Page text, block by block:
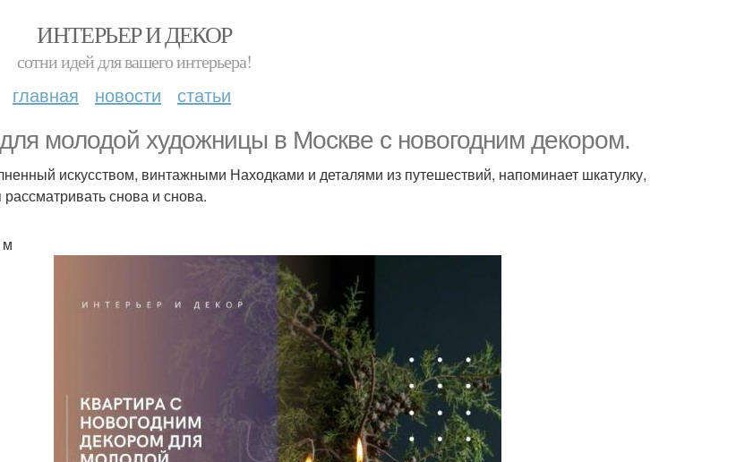
ИНТЕРЬЕР И ДЕКОР
сотни идей для вашего интерьера!
главная новости статьи
молодой художницы в Москве с новогодним декором.
искусством, винтажными Находками и деталями из путешествий, напоминает шкатулку,
рассматривать снова и снова.
м